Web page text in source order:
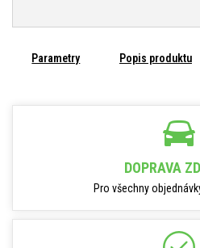
Parametry Popis produktu
DOPRAVA
Pro všechny